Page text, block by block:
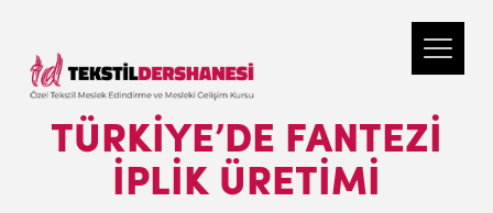
TÜRKIYE’DE FANTEZI
İPLIK ÜRETIMI